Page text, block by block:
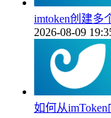
imtoken创建多
2026-08-09
如何从